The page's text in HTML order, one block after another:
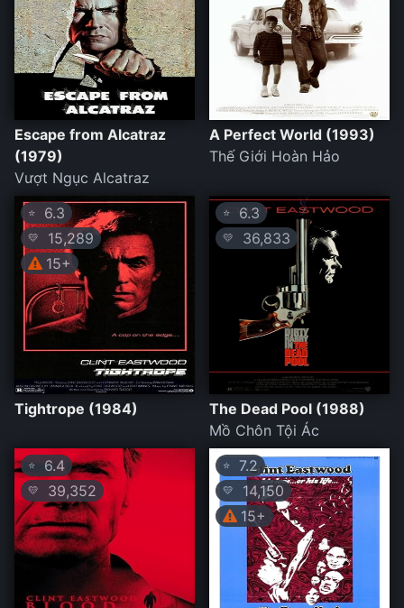
Escape from Alcatraz
(1979)
Vượt Ngục Alcatraz
A Perfect World (1993)
Thế Giới Hoàn Hảo
⭐ 6.3
💛
15,289
15+
Tightrope (1984)
⭐ 6.3
💛 36,833
The Dead Pool (1988)
Mồ Chôn Tội Ác
⭐ 6.4
💛 39,352
⭐ 7.2
💛
14,150
15+